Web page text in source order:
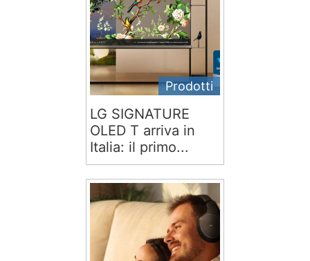
Prodotti
LG SIGNATURE
OLED T arriva in
Italia: il primo...